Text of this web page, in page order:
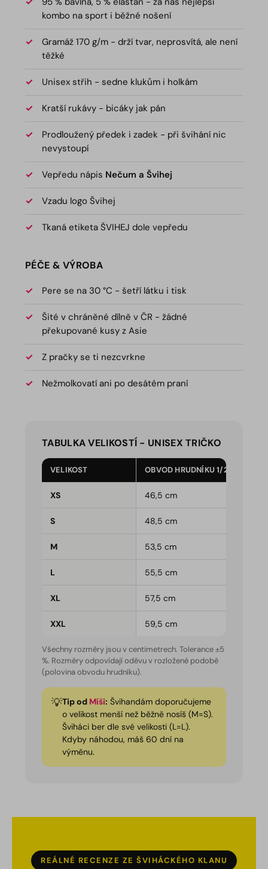
kombo na sport i běžné nošení
Gramáž 170 g/m - drží tvar, neprosvítá, ale není
těžké
Unisex střih - sedne klukům i holkám
Kratší rukávy - bicáky jak pán
Prodloužený předek i zadek - při švihání nic
nevystoupí
Vepředu nápis Nečum a Švihej
Vzadu logo Švihej
Tkaná etiketa ŠVIHEJ dole vepředu
PÉČE & VÝROBA
Pere se na 30 °C - šetří látku i tisk
Šité v chráněné dílně v ČR - žádné
překupované kusy z Asie
Z pračky se ti nezcvrkne
Nežmolkovatí ani po desátém praní
TABULKA VELIKOSTÍ - UNISEX TRIČKO
VELIKOST OBVOD HRUDNÍKU 1/2
XS 46,5 cm
S 48,5 cm
M 53,5 cm
L 55,5 cm
XL 57,5 cm
XXL 59,5 cm
Všechny rozměry jsou v centimetrech. Tolerance ±5
%. Rozměry odpovídají oděvu v rozložené podobě
(polovina obvodu hrudníku).
Tip od Míši: Švihandám doporučujeme
o velikost menší než běžně nosíš (M=S).
Šviháci ber dle své velikosti (L=L).
Kdyby náhodou, máš 60 dní na
výměnu.
REÁLNÉ RECENZE ZE ŠVIHÁCKÉHO KLANU